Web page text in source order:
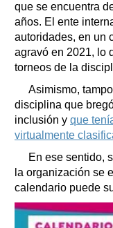
que se encuentra
años. El ente
autoridades, en un
agravó en 2021, lo
torneos de la
Asimismo,
disciplina que
inclusión y que
virtualmente
En ese sentido,
la organización se
calendario puede